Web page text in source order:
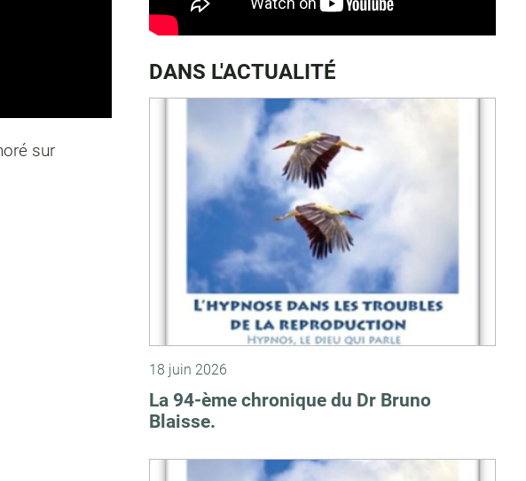
sur
DANS L'ACTUALITÉ
18 juin 2026
La 94-ème chronique du Dr Bruno
Blaisse.